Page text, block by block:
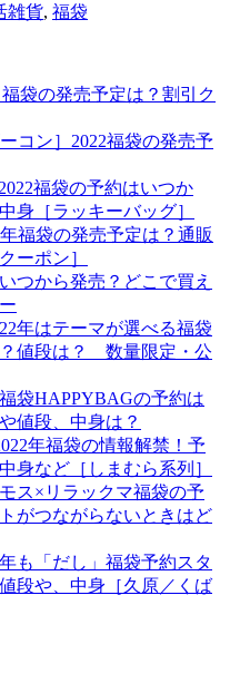
雑貨, 福袋
袋の発売予定は？割引ク
コン］2022福袋の発売予
福袋の予約はいつか
身［ラッキーバッグ］
福袋の発売予定は？通販
ーポン］
つから発売？どこで買え
年はテーマが選べる福袋
値段は？ 数量限定・公
袋HAPPYBAGの予約は
値段、中身は？
年福袋の情報解禁！予
身など［しまむら系列］
ス×リラックマ福袋の予
がつながらないときはど
も「だし」福袋予約スタ
段や、中身［久原／くば